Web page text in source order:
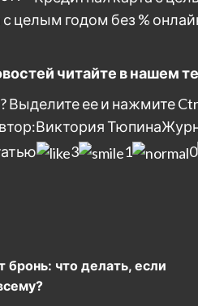
целым годом без %
читайте в нашем
ее и нажмите
Виктория Тюпина
3 1 0
бронь: что делать, если